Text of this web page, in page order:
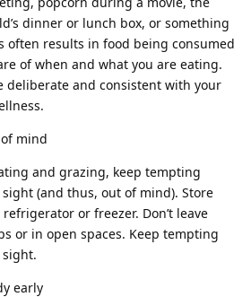
dinner or lunch box, or something
often results in food being consumed
of when and what you are eating.
deliberate and consistent with your
mind
and grazing, keep tempting
(and thus, out of mind). Store
or freezer. Don’t leave
or in open spaces. Keep tempting
early